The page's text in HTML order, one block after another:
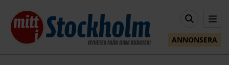
ANNONSERA